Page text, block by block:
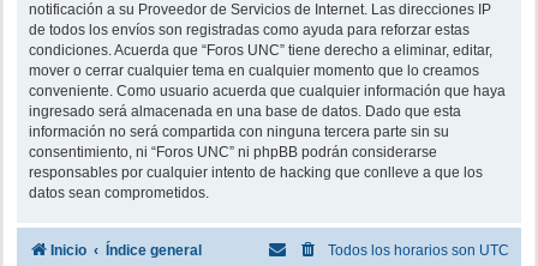
notificación a su Proveedor de Servicios de Internet. Las direcciones IP
de todos los envíos son registradas como ayuda para reforzar estas
condiciones. Acuerda que “Foros UNC” tiene derecho a eliminar, editar,
mover o cerrar cualquier tema en cualquier momento que lo creamos
conveniente. Como usuario acuerda que cualquier información que haya
ingresado será almacenada en una base de datos. Dado que esta
información no será compartida con ninguna tercera parte sin su
consentimiento, ni “Foros UNC” ni phpBB podrán considerarse
responsables por cualquier intento de hacking que conlleve a que los
datos sean comprometidos.
Inicio Índice general Todos los horarios son UTC